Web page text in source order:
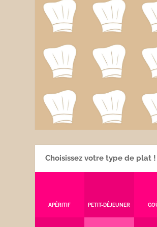
Choisissez votre type de plat !
APÉRITIF PETIT-DÉJEUNER